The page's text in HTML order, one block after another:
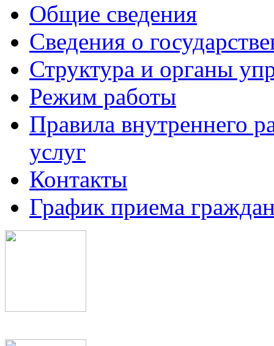
Общие сведения
Сведения о
Структура и органы
Режим работы
Правила внутреннего
услуг
Контакты
График приема